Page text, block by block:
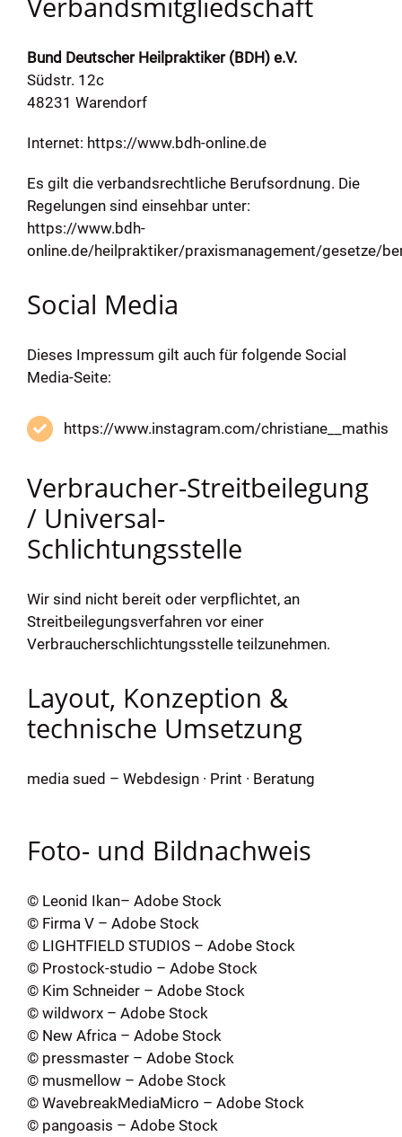
Verbandsmitgliedschaft
Bund Deutscher Heilpraktiker (BDH) e.V.
Südstr. 12c
48231 Warendorf
Internet: https://www.bdh-online.de
Es gilt die verbandsrechtliche Berufsordnung. Die
Regelungen sind einsehbar unter:
https://www.bdh-
online.de/heilpraktiker/praxismanagement/gesetze/
Social Media
Dieses Impressum gilt auch für folgende Social
Media-Seite:
https://www.instagram.com/christiane__mathis
Verbraucher-Streitbeilegung
/ Universal-
Schlichtungsstelle
Wir sind nicht bereit oder verpflichtet, an
Streitbeilegungsverfahren vor einer
Verbraucherschlichtungsstelle teilzunehmen.
Layout, Konzeption &
technische Umsetzung
media sued – Webdesign · Print · Beratung
Foto- und Bildnachweis
© Leonid Ikan– Adobe Stock
© Firma V– Adobe Stock
© LIGHTFIELD STUDIOS– Adobe Stock
© Prostock-studio – Adobe Stock
© Kim Schneider– Adobe Stock
© wildworx– Adobe Stock
© New Africa – Adobe Stock
© pressmaster– Adobe Stock
© musmellow– Adobe Stock
© WavebreakMediaMicro – Adobe Stock
© pangoasis – Adobe Stock